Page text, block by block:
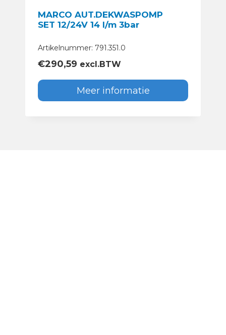
MARCO AUT.DEKWASPOMP
SET 12/24V 14 l/m 3bar
Artikelnummer: 791.351.0
€290,59 excl.BTW
Meer informatie